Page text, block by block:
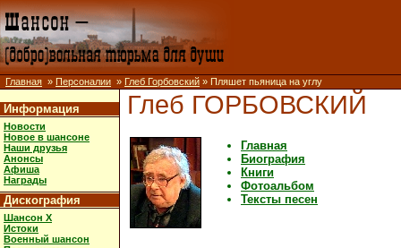
Главная » Персоналии » Глеб Горбовский » Пляшет пьяница на углу
Информация
Новости
Новое в шансоне
Наши друзья
Анонсы
Афиша
Награды
Дискография
Шансон X
Истоки
Военный шансон
Глеб ГОРБОВСКИЙ
Главная
Биография
Книги
Фотоальбом
Тексты песен